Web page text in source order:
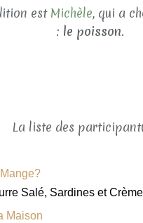
est Michèle, qui a
: le poisson.
La liste des
Salé, Sardines et
Maison